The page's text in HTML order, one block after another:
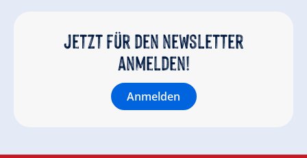
Jetzt für den newsletter
anmelden!
Anmelden